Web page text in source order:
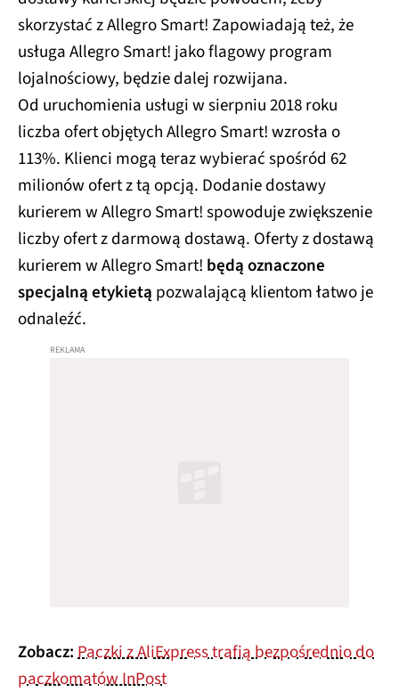
skorzystać z Allegro Smart! Zapowiadają też, że
usługa Allegro Smart! jako flagowy program
lojalnościowy, będzie dalej rozwijana.
Od uruchomienia usługi w sierpniu 2018 roku
liczba ofert objętych Allegro Smart! wzrosła o
113%. Klienci mogą teraz wybierać spośród 62
milionów ofert z tą opcją. Dodanie dostawy
kurierem w Allegro Smart! spowoduje zwiększenie
liczby ofert z darmową dostawą. Oferty z dostawą
kurierem w Allegro Smart! będą oznaczone
specjalną etykietą pozwalającą klientom łatwo je
odnaleźć.
Zobacz:Paczki z AliExpress trafią bezpośrednio do
paczkomatów InPost